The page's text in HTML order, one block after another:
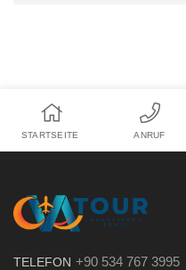
STARTSEITE ANRUF
TELEFON +90 534 767 3995